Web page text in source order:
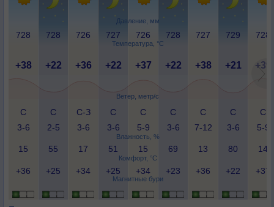
Давление, мм
Температура, °C
Ветер, метр/с
Влажность, %
Комфорт, °C
Магнитные бури
728 728 726 727 726 728 727 729 728
+38 +22 +36 +22 +37 +22 +38 +21 +39
С
3-6
С
2-5
С-З
3-6
С
3-6
С
5-9
С
3-6
С
7-12
С
3-6
С
5-9
15 55 17 51 15 69 13 80 14
+36 +25 +34 +25 +34 +23 +36 +22 +37